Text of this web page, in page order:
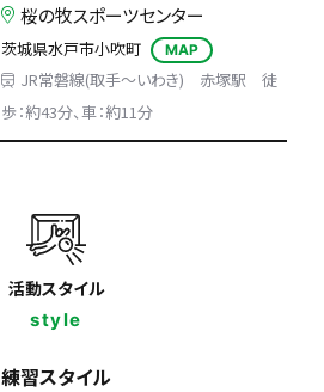
桜の牧スポーツセンター
茨城県水戸市小吹町 MAP
JR常磐線(取手～いわき) 赤塚駅 徒
歩：約43分、車：約11分
活動スタイル
style
練習スタイル